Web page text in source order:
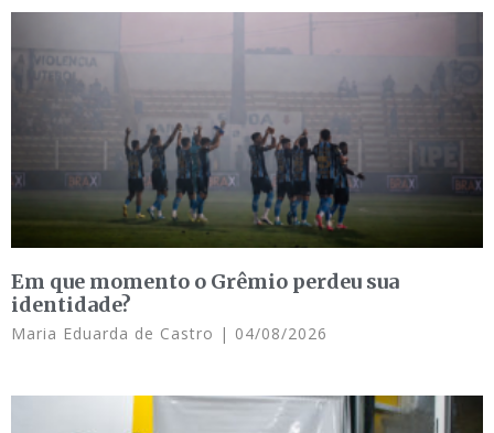
Em que momento o Grêmio perdeu sua
identidade?
Maria Eduarda de Castro 04/08/2026